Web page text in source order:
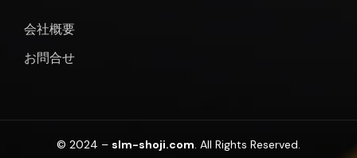
会社概要
お問合せ
© 2024 – slm-shoji.com. All Rights Reserved.